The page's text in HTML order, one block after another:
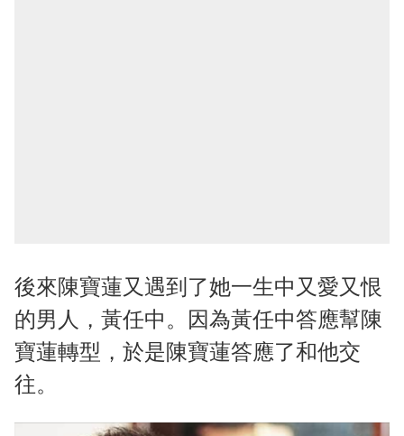
後來陳寶蓮又遇到了她一生中又愛又恨
的男人，黃任中。因為黃任中答應幫陳
寶蓮轉型，於是陳寶蓮答應了和他交
往。